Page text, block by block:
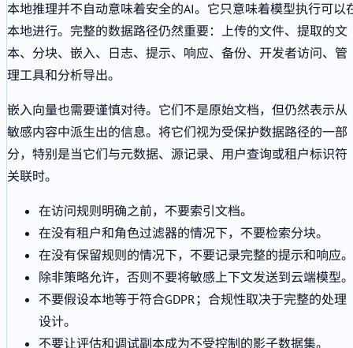
本地推理并不自动意味着安全的AI。它只意味着模型执行可以
本地进行。完整的数据路径仍然重要：上传的文件、提取的文
本、分块、嵌入、日志、提示、响应、备份、开发者访问、管
理工具和分析导出。
嵌入向量也需要谨慎对待。它们不是原始文档，但仍然表示从
敏感内容中派生出的信息。将它们视为受保护数据路径的一部
分，特别是当它们与元数据、源记录、用户查询或租户标识符
关联时。
在访问规则明确之前，不要索引文档。
在没有租户和角色过滤器的情况下，不要检索分块。
在没有保留规则的情况下，不要记录完整的提示和响应。
除非策略允许，否则不要将敏感上下文发送到云端模型。
不要假设本地等于符合GDPR；合规性取决于完整的处理
设计。
不要让评估和调试副本成为不受控制的影子数据集。